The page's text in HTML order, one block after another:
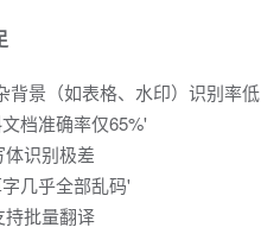
背景（如表格、水印）识别率低
档准确率仅65%'
体识别极差
几乎全部乱码'
持批量翻译